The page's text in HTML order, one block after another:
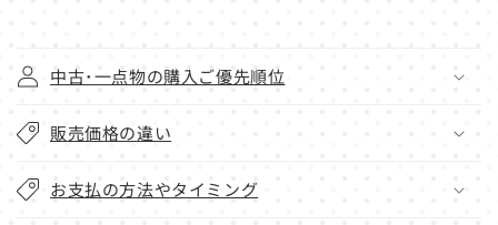
中古･一点物の購入ご優先順位
販売価格の違い
お支払の方法やタイミング